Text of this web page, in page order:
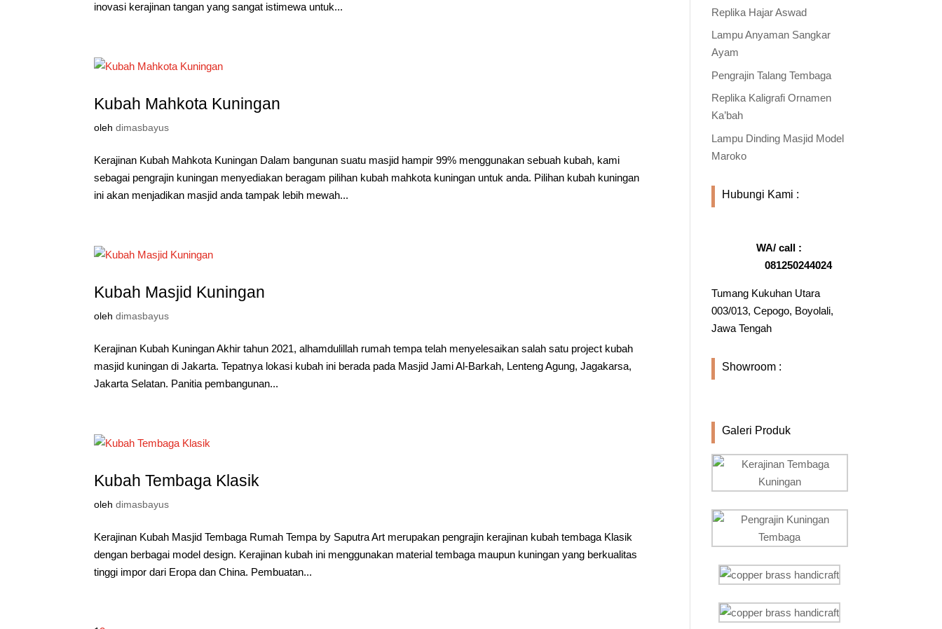
inovasi kerajinan tangan yang sangat istimewa untuk...
Kubah Mahkota Kuningan
olehdimasbayus
Kerajinan Kubah Mahkota Kuningan Dalam bangunan suatu masjid hampir 99% menggunakan sebuah kubah, kami
sebagai pengrajin kuningan menyediakan beragam pilihan kubah mahkota kuningan untuk anda. Pilihan kubah kuningan
ini akan menjadikan masjid anda tampak lebih mewah...
Kubah Masjid Kuningan
olehdimasbayus
Kerajinan Kubah Kuningan Akhir tahun 2021, alhamdulillah rumah tempa telah menyelesaikan salah satu project kubah
masjid kuningan di Jakarta. Tepatnya lokasi kubah ini berada pada Masjid Jami Al-Barkah, Lenteng Agung, Jagakarsa,
Jakarta Selatan. Panitia pembangunan...
Kubah Tembaga Klasik
olehdimasbayus
Kerajinan Kubah Masjid Tembaga Rumah Tempa by Saputra Art merupakan pengrajin kerajinan kubah tembaga Klasik
dengan berbagai model design. Kerajinan kubah ini menggunakan material tembaga maupun kuningan yang berkualitas
tinggi impor dari Eropa dan China. Pembuatan...
Replika Hajar Aswad
Lampu Anyaman Sangkar
Ayam
Pengrajin Talang Tembaga
Replika Kaligrafi Ornamen
Ka’bah
Lampu Dinding Masjid Model
Maroko
Hubungi Kami :
WA/ call :
081250244024
Tumang Kukuhan Utara
003/013, Cepogo, Boyolali,
Jawa Tengah
Showroom :
Galeri Produk